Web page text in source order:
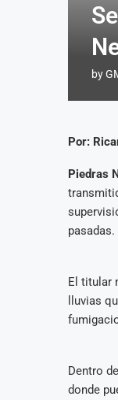
by
Por:
Piedras
pasadas.
El titular
lluvias
Dentro
donde